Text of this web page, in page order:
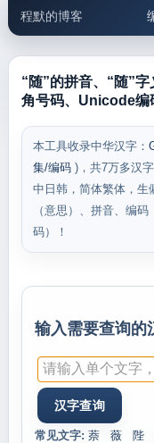
程默的博客
邮件工具
“随”的拼音、“随”
角号码、Unicode编
本工具收录中华汉字：
集/编码 )，共7万多汉
中日韩，简体繁体，生
（意思）、拼音、编
码）！
输入需要查询的
常见文字: 萘 薇 陛